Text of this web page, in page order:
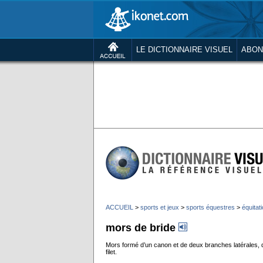
LE DICTIONNAIRE VISUEL
ACCUEIL > sports et jeux > sports équestres >
mors de bride
Mors formé d’un canon et de deux branches latérales,
filet.